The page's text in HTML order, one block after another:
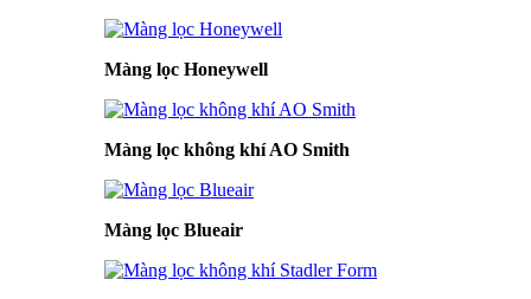
Màng lọc Honeywell
Màng lọc không khí AO Smith
Màng lọc Blueair